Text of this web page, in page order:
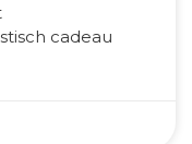
cadeau